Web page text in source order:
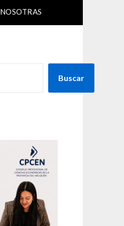
NOSOTRAS
Buscar